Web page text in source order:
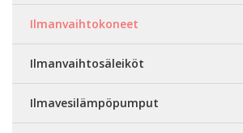
Ilmanvaihtokoneet
Ilmanvaihtosäleiköt
Ilmavesilämpöpumput